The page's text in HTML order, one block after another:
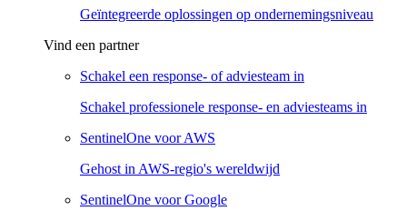
Geïntegreerde oplossingen op ondernemingsniveau
Vind een partner
Schakel een response- of adviesteam in
Schakel professionele response- en adviesteams in
SentinelOne voor AWS
Gehost in AWS-regio's wereldwijd
SentinelOne voor Google